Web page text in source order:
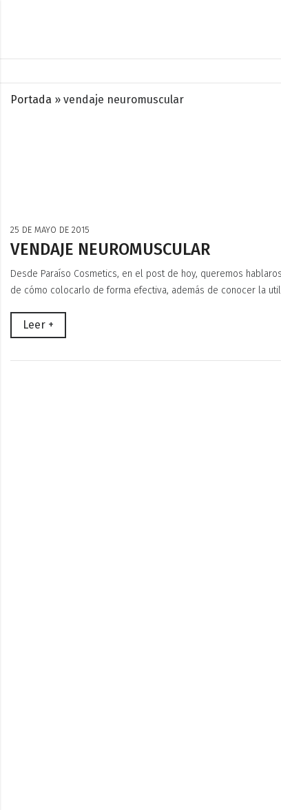
Portada » vendaje neuromuscular
25 DE MAYO DE 2015
VENDAJE NEUROMUSCULAR
Desde Paraíso Cosmetics, en el post de hoy, queremos
de cómo colocarlo de forma efectiva, además de conocer la
Leer +